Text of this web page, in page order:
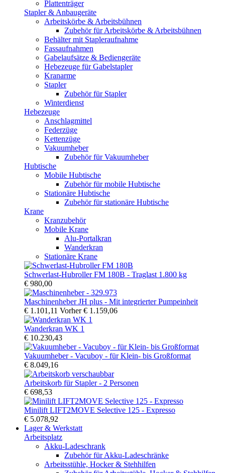
Plattenträger
Stapler & Anbaugeräte
Arbeitskörbe & Arbeitsbühnen
Zubehör für Arbeitskörbe & Arbeitsbühnen
Behälter mit Stapleraufnahme
Fassaufnahmen
Gabelaufsätze & Bediengeräte
Hebezeuge für Gabelstapler
Kranarme
Stapler
Zubehör für Stapler
Winterdienst
Hebezeuge
Anschlagmittel
Federzüge
Kettenzüge
Vakuumheber
Zubehör für Vakuumheber
Hubtische
Mobile Hubtische
Zubehör für mobile Hubtische
Stationäre Hubtische
Zubehör für stationäre Hubtische
Krane
Kranzubehör
Mobile Krane
Alu-Portalkran
Wanderkran
Stationäre Krane
Schwerlast-Hubroller FM 180B - Traglast 1.800 kg
€ 980,00
Maschinenheber JH plus - Mit integrierter Pumpeinheit
€ 1.101,11 Vorher€ 1.159,06
Wanderkran WK 1
€ 10.230,43
Vakuumheber - Vacuboy - für Klein- bis Großformat
€ 8.049,16
Arbeitskorb für Stapler - 2 Personen
€ 698,53
Minilift LIFT2MOVE Selective 125 - Expresso
€ 5.078,92
Lager & Werkstatt
Arbeitsplatz
Akku-Ladeschrank
Zubehör für Akku-Ladeschränke
Arbeitsstühle, Hocker & Stehhilfen